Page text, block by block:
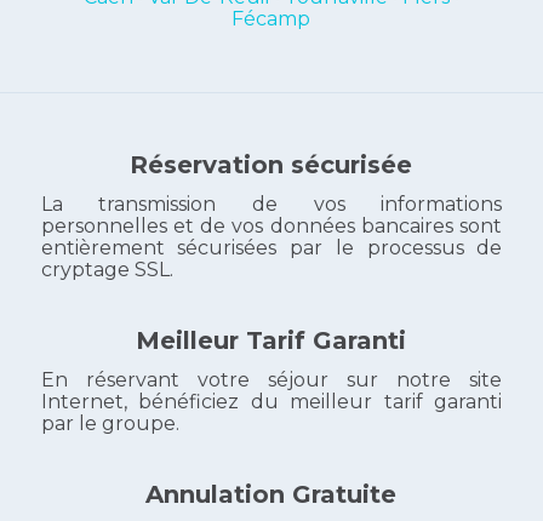
Fécamp
Réservation sécurisée
La transmission de vos informations
personnelles et de vos données bancaires sont
entièrement sécurisées par le processus de
cryptage SSL.
Meilleur Tarif Garanti
En réservant votre séjour sur notre site
Internet, bénéficiez du meilleur tarif garanti
par le groupe.
Annulation Gratuite